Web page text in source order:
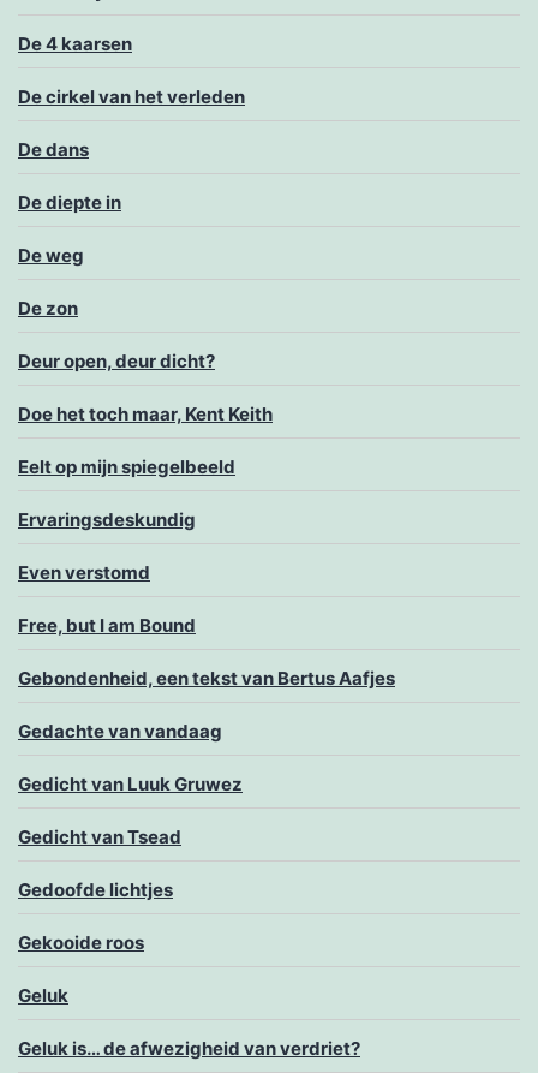
De 4 kaarsen
De cirkel van het verleden
De dans
De diepte in
De weg
De zon
Deur open, deur dicht?
Doe het toch maar, Kent Keith
Eelt op mijn spiegelbeeld
Ervaringsdeskundig
Even verstomd
Free, but I am Bound
Gebondenheid, een tekst van Bertus Aafjes
Gedachte van vandaag
Gedicht van Luuk Gruwez
Gedicht van Tsead
Gedoofde lichtjes
Gekooide roos
Geluk
Geluk is… de afwezigheid van verdriet?